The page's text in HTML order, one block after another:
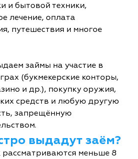
и бытовой техники,
лечение, оплата
путешествия и многое
займы на участие в
(букмекерские конторы,
и др.), покупку оружия,
средств и любую другую
запрещённую
выдадут заём?
рассматриваются меньше 8